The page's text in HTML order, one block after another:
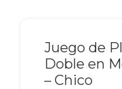
Juego de
Doble en
– Chico